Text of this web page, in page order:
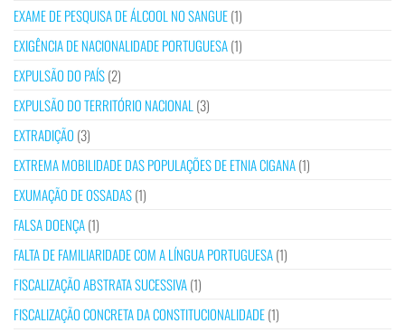
EXAME DE PESQUISA DE ÁLCOOL NO SANGUE(1)
EXIGÊNCIA DE NACIONALIDADE PORTUGUESA(1)
EXPULSÃO DO PAÍS(2)
EXPULSÃO DO TERRITÓRIO NACIONAL (3)
EXTRADIÇÃO (3)
EXTREMA MOBILIDADE DAS POPULAÇÕES DE ETNIA CIGANA(1)
EXUMAÇÃO DE OSSADAS(1)
FALSA DOENÇA(1)
FALTA DE FAMILIARIDADE COM A LÍNGUA PORTUGUESA(1)
FISCALIZAÇÃO ABSTRATA SUCESSIVA(1)
FISCALIZAÇÃO CONCRETA DA CONSTITUCIONALIDADE(1)